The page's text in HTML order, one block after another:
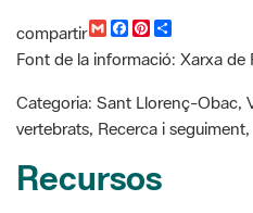
compartir
G
a
l
F
c
b
o
o
P
n
e
r
e
m
a
r
t
Font de la informació: Xarxa de
Categoria: Sant Llorenç-Obac,
vertebrats, Recerca i seguiment,
Recursos